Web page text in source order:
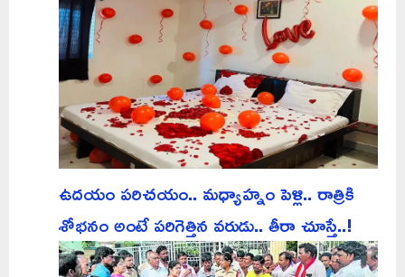
ఉదయం పరిచయం.. మధ్యాహ్నం పెళ్లి.. రాత్రికి
శోభనం అంటే పరిగెత్తిన వరుడు.. తీరా చూస్తే..!